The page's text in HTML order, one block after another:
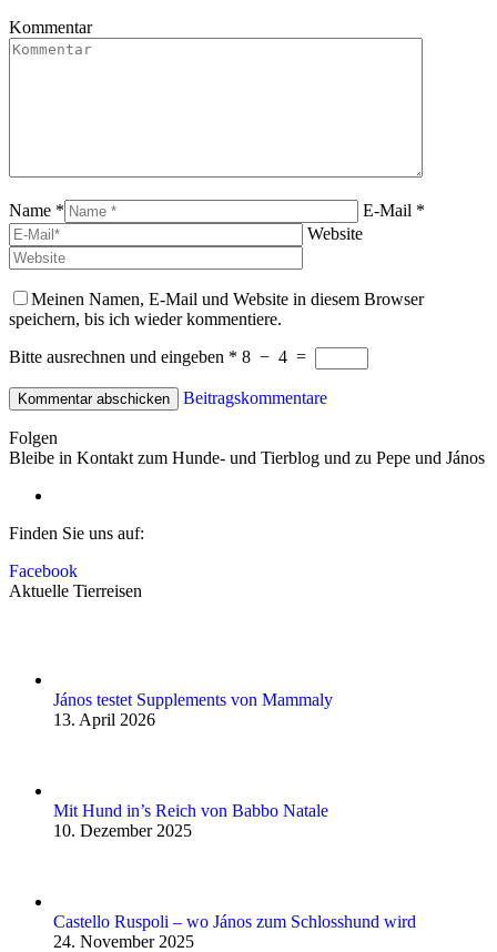
Kommentar
Name *
E-Mail *
Website
Meinen Namen, E-Mail und Website in diesem Browser
speichern, bis ich wieder kommentiere.
Bitte ausrechnen und eingeben * 8 − 4 =
Beitragskommentare
Folgen
Bleibe in Kontakt zum Hunde- und Tierblog und zu Pepe und János
Finden Sie uns auf:
Facebook
Aktuelle Tierreisen
János testet Supplements von Mammaly
13. April 2026
Mit Hund in’s Reich von Babbo Natale
10. Dezember 2025
Castello Ruspoli – wo János zum Schlosshund wird
24. November 2025